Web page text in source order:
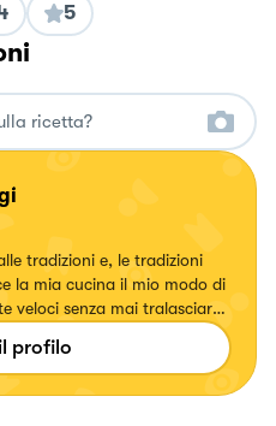
5
tradizioni e, le tradizioni
la mia cucina il mio modo di
veloci senza mai tralasciare
profilo